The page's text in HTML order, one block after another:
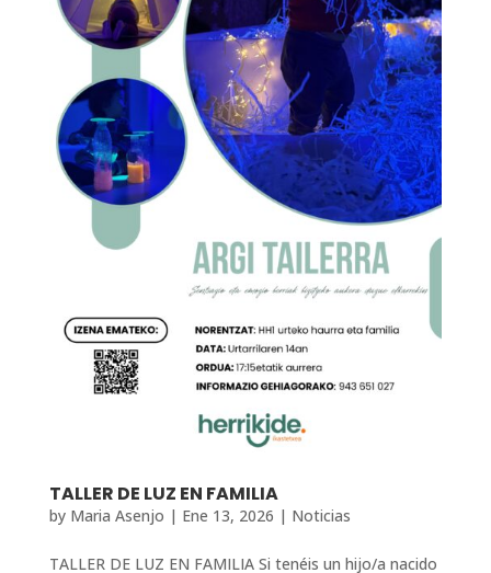
TALLER DE LUZ EN FAMILIA
by Maria Asenjo | Ene 13, 2026 | Noticias
TALLER DE LUZ EN FAMILIA Si tenéis un hijo/a nacido